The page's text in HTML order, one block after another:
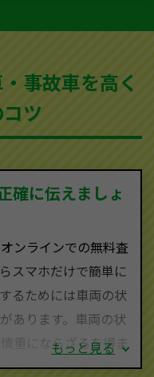
の販売ネットワーク
ヤードをもっている
ることができるので
い。
無料で行います。安
事故車を高く
ツ
確に伝えましょ
ンラインでの無料査
スマホだけで簡単に
るためには車両の状
あります。車両の状
重にならざるを得ま
できるだけ車検証を
もっと見る